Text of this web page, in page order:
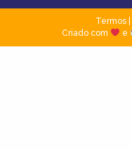
Termos|
Criado com
e